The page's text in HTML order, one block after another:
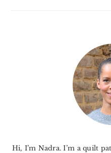
Hi, I’m Nadra. I’m a quilt